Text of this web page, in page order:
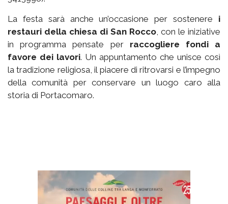
La festa sarà anche un’occasione per sostenere i
restauri della chiesa di San Rocco , con le iniziative
in programma pensate per raccogliere fondi a
favore dei lavori. Un appuntamento che unisce così
la tradizione religiosa, il piacere di ritrovarsi e l’impegno
della comunità per conservare un luogo caro alla
storia di Portacomaro.